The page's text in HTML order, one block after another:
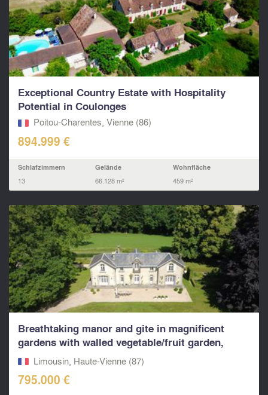
Exceptional Country Estate with Hospitality
Potential in Coulonges
Poitou-Charentes, Vienne (86)
894.999 €
Schlafzimmern
13
Gelände
66.128 m²
Wohnfläche
459 m²
Breathtaking manor and gite in magnificent
gardens with walled vegetable/fruit garden,
ponds and wat
Limousin, Haute-Vienne (87)
795.000 €